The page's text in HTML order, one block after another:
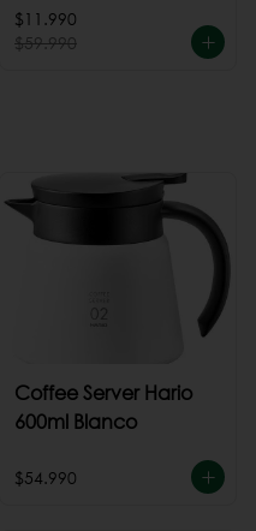
cafeteria
$11.990
$59.990
Coffee Server Hario
600ml Blanco
$54.990